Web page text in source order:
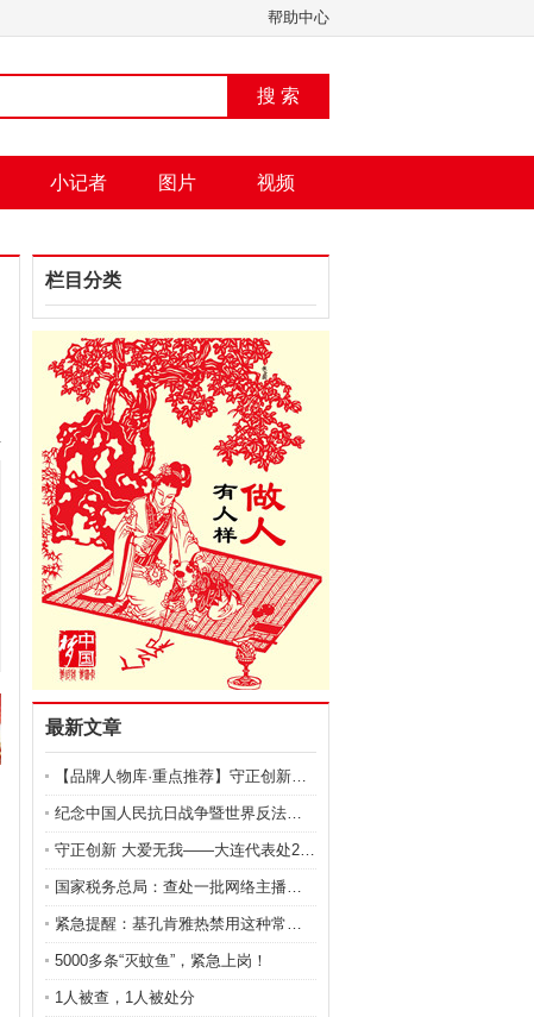
帮助中心
搜 索
小记者 图片 视频
栏目分类
最新文章
【品牌人物库·重点推荐】守正创新，仁心保髋——李红
纪念中国人民抗日战争暨世界反法西斯战争胜利80周年
守正创新 大爱无我——大连代表处2025-2026
国家税务总局：查处一批网络主播、明星艺人偷逃税案件
紧急提醒：基孔肯雅热禁用这种常见药！
5000多条“灭蚊鱼”，紧急上岗！
1人被查，1人被处分